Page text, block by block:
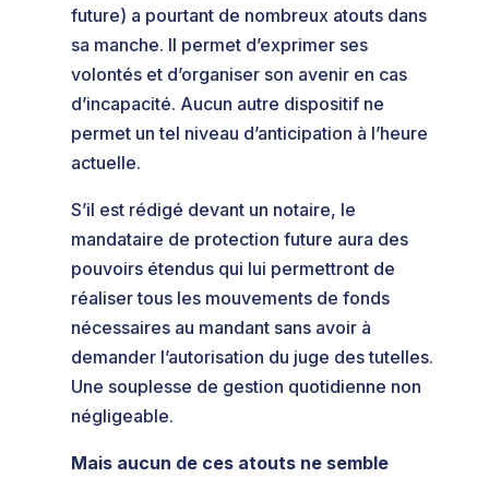
future) a pourtant de nombreux atouts dans
sa manche. Il permet d’exprimer ses
volontés et d’organiser son avenir en cas
d’incapacité. Aucun autre dispositif ne
permet un tel niveau d’anticipation à l’heure
actuelle.
S’il est rédigé devant un notaire, le
mandataire de protection future aura des
pouvoirs étendus qui lui permettront de
réaliser tous les mouvements de fonds
nécessaires au mandant sans avoir à
demander l’autorisation du juge des tutelles.
Une souplesse de gestion quotidienne non
négligeable.
Mais aucun de ces atouts ne semble